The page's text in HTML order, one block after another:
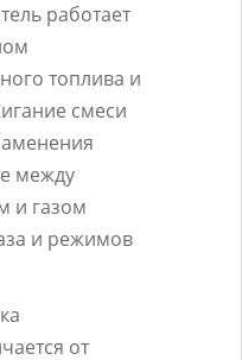
работает
топлива и
смеси
между
и газом
и режимов
от